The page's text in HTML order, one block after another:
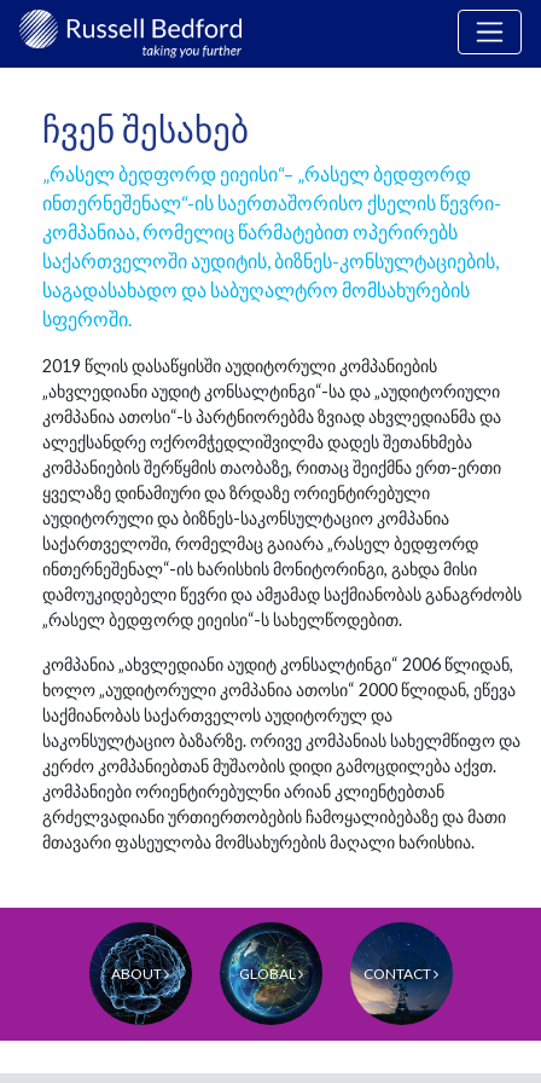
ᲩᲕᲔᲜ ᲨᲔᲡᲐᲮᲔᲑ
„რასელ ბედფორდ ეიეისი“– „რასელ ბედფორდ
ინთერნეშენალ“-ის საერთაშორისო ქსელის წევრი-
კომპანიაა, რომელიც წარმატებით ოპერირებს
საქართველოში აუდიტის, ბიზნეს-კონსულტაციების,
საგადასახადო და საბუღალტრო მომსახურების
სფეროში.
2019 წლის დასაწყისში აუდიტორული კომპანიების
„ახვლედიანი აუდიტ კონსალტინგი“-სა და „აუდიტორიული
კომპანია ათოსი“-ს პარტნიორებმა ზვიად ახვლედიანმა და
ალექსანდრე ოქრომჭედლიშვილმა დადეს შეთანხმება
კომპანიების შერწყმის თაობაზე, რითაც შეიქმნა ერთ-ერთი
ყველაზე დინამიური და ზრდაზე ორიენტირებული
აუდიტორული და ბიზნეს-საკონსულტაციო კომპანია
საქართველოში, რომელმაც გაიარა „რასელ ბედფორდ
ინთერნეშენალ“-ის ხარისხის მონიტორინგი, გახდა მისი
დამოუკიდებელი წევრი და ამჟამად საქმიანობას განაგრძობს
„რასელ ბედფორდ ეიეისი“-ს სახელწოდებით.
კომპანია „ახვლედიანი აუდიტ კონსალტინგი“ 2006 წლიდან,
ხოლო „აუდიტორული კომპანია ათოსი“ 2000 წლიდან, ეწევა
საქმიანობას საქართველოს აუდიტორულ და
საკონსულტაციო ბაზარზე. ორივე კომპანიას სახელმწიფო და
კერძო კომპანიებთან მუშაობის დიდი გამოცდილება აქვთ.
კომპანიები ორიენტირებულნი არიან კლიენტებთან
გრძელვადიანი ურთიერთობების ჩამოყალიბებაზე და მათი
მთავარი ფასეულობა მომსახურების მაღალი ხარისხია.
ABOUT GLOBAL CONTACT